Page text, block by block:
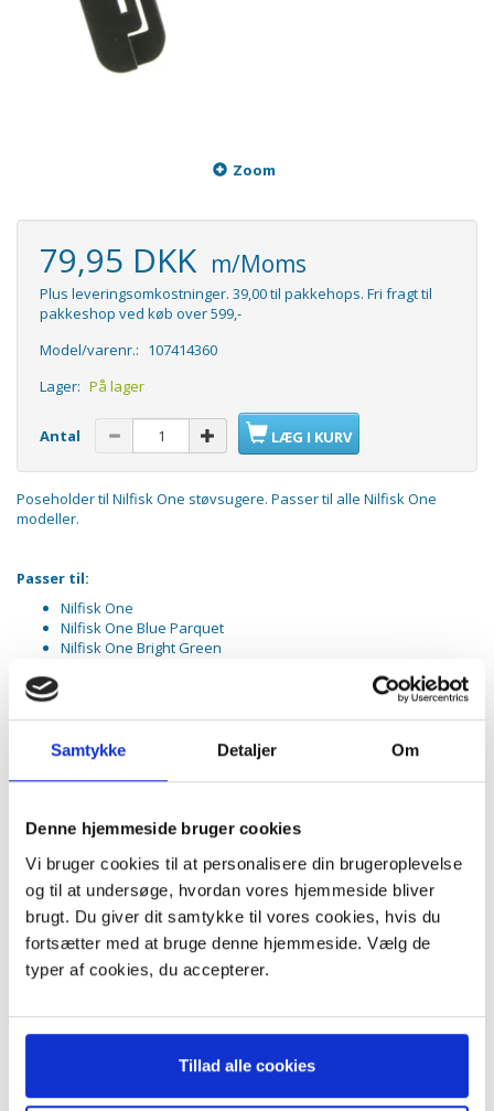
Samtykke Detaljer Om
Denne hjemmeside bruger cookies
Vi bruger cookies til at personalisere din brugeroplevelse
og til at undersøge, hvordan vores hjemmeside bliver
brugt. Du giver dit samtykke til vores cookies, hvis du
fortsætter med at bruge denne hjemmeside. Vælg de
typer af cookies, du accepterer.
Tillad alle cookies
Zoom
79,95 DKK m/Moms
Plus leveringsomkostninger. 39,00 til pakkehops. Fri fragt til
pakkeshop ved køb over 599,-
Model/varenr.: 107414360
Lager: På lager
Antal LÆG I KURV
Poseholder til Nilfisk One støvsugere. Passer til alle Nilfisk One
modeller.
Passer til:
Nilfisk One
Nilfisk One Blue Parquet
Nilfisk One Bright Green
Nilfisk One Prime
Nilfisk One Reach
Nilfisk One White
Nilfisk One White Parquet
ANDRE KØBTE OGSÅ
-37%